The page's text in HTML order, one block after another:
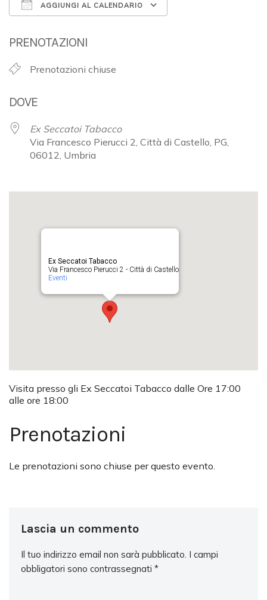
AGGIUNGI AL CALENDARIO
PRENOTAZIONI
Prenotazioni chiuse
DOVE
Ex Seccatoi Tabacco
Via Francesco Pierucci 2, Città di Castello, PG,
06012, Umbria
Ex Seccatoi Tabacco
Via Francesco Pierucci 2 - Città di Castello
Eventi
Visita presso gli Ex Seccatoi Tabacco dalle Ore 17:00
alle ore 18:00
Prenotazioni
Le prenotazioni sono chiuse per questo evento.
Lascia un commento
Il tuo indirizzo email non sarà pubblicato. I campi
obbligatori sono contrassegnati *